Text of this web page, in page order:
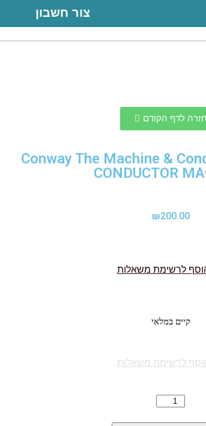
צור חשבון
לדף הקודם
Conway The Machine &
CONDUCTOR
₪200.00
לרשימת משאלות
קיים במלאי
לרשימת משאלות